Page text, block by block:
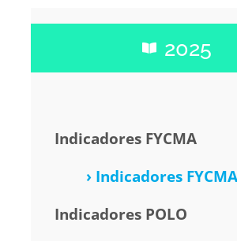
2025
Indicadores FYCMA
› Indicadores
Indicadores POLO